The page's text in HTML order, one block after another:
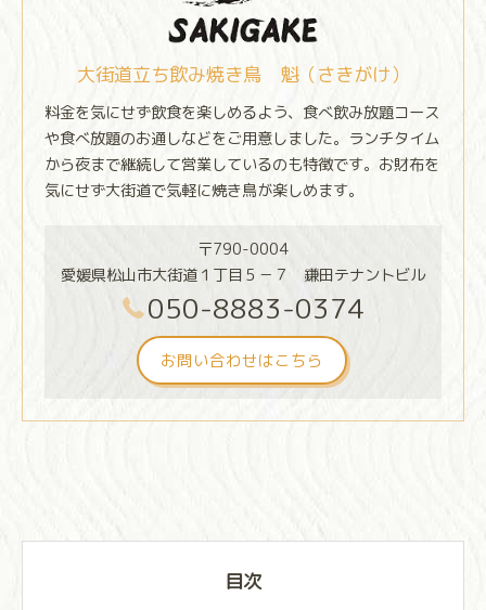
大街道立ち飲み焼き鳥 魁（さきがけ）
料金を気にせず飲食を楽しめるよう、食べ飲み放題コース
や食べ放題のお通しなどをご用意しました。ランチタイム
から夜まで継続して営業しているのも特徴です。お財布を
気にせず大街道で気軽に焼き鳥が楽しめます。
〒790-0004
愛媛県松山市大街道１丁目５－７ 鎌田テナントビル
050-8883-0374
お問い合わせはこちら
目次